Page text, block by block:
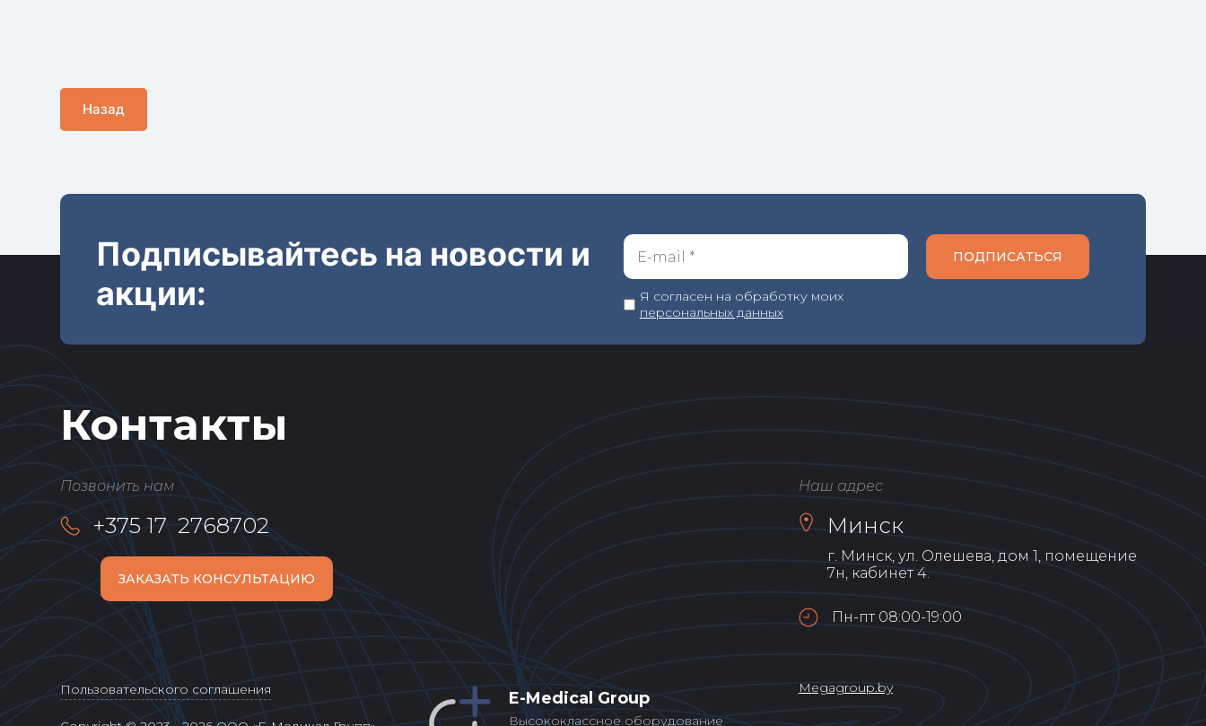
Назад
Подписывайтесь на новости и
акции:
Я согласен на обработку моих
персональных данных
ПОДПИСАТЬСЯ
Контакты
Позвонить нам
+375 17 2768702
ЗАКАЗАТЬ КОНСУЛЬТАЦИЮ
Наш адрес
Минск
г. Минск, ул. Олешева, дом 1, помещение
7н, кабинет 4.
Пн-пт 08:00-19:00
Пользовательского соглашения E-Medical Group
Высококлассное оборудование
Мegagroup.by